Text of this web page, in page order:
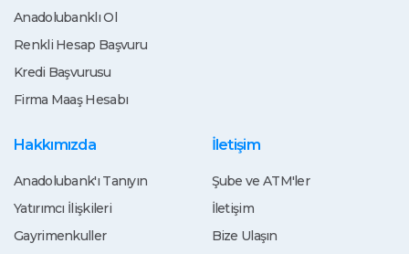
Anadolubanklı Ol
Renkli Hesap Başvuru
Kredi Başvurusu
Firma Maaş Hesabı
Hakkımızda
Anadolubank'ı Tanıyın
Yatırımcı İlişkileri
Gayrimenkuller
İletişim
Şube ve ATM'ler
İletişim
Bize Ulaşın